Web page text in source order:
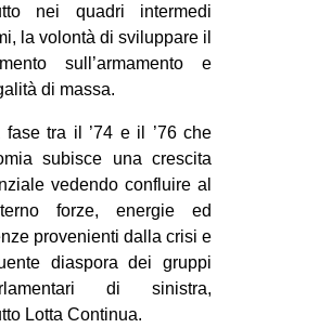
nei quadri intermedi
la volontà di sviluppare il
sull’armamento e
di massa.
fase tra il ’74 e il ’76 che
subisce una crescita
vedendo confluire al
forze, energie ed
provenienti dalla crisi e
diaspora dei gruppi
di sinistra,
Lotta Continua.